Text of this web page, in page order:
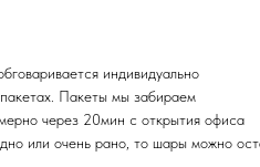
индивидуально
Пакеты мы забираем
через 20мин с открытия офиса
или очень рано, то шары можно